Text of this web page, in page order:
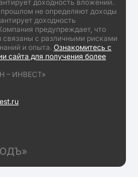
доходность вложений.
не определяют доходы
доходность
предупреждает, что
с различными рисками
и опыта. Ознакомитесь с
сайта для получения более
– ИНВЕСТ»